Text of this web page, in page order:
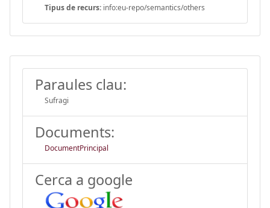
Tipus de recurs: info:eu-repo/semantics/others
Paraules clau:
Sufragi
Documents:
DocumentPrincipal
Cerca a google